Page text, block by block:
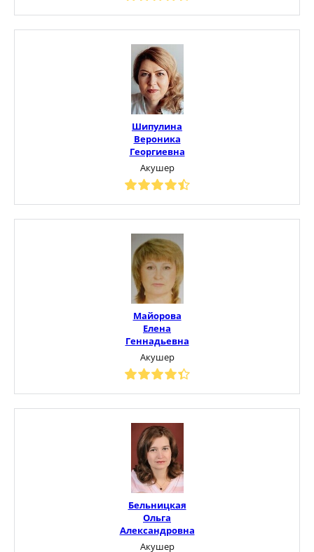
Шипулина
Вероника
Георгиевна
Акушер
Майорова
Елена
Геннадьевна
Акушер
Бельницкая
Ольга
Александровна
Акушер